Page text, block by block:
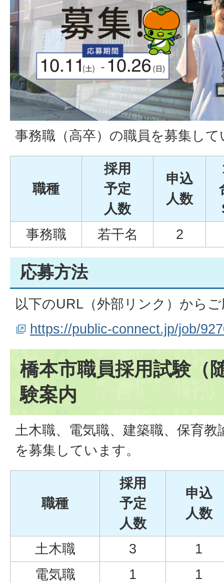
事務職（高卒）の職員を募集し
職種
採用
予定
人数
申込
人数
事務職
若干名 2
応募方法
以下のURL（外部リンク）から
https://public-connect.jp/job/
橋本市職員採用試験
験案内
土木職、電気職、建築職、保育教
を募集しています。
職種
採用
予定
人数
申込
人数
土木職 3
1
電気職
1
1